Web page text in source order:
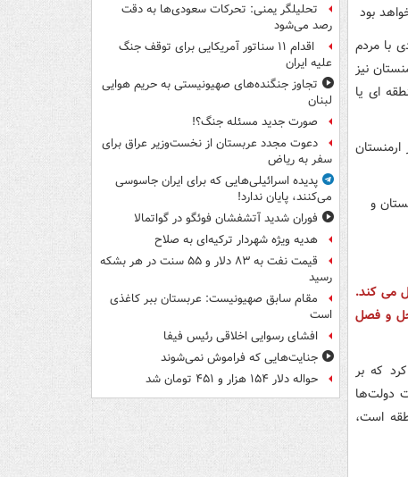
با مردم
نیز
ای یا
می کند.
حل و فصل
که بر
دولت‌ها
است،
تحلیلگر یمنی: تحرکات سعودی‌ها به دقت
رصد می‌شود
اقدام ۱۱ سناتور آمریکایی برای توقف جنگ
علیه ایران
تجاوز جنگنده‌های صهیونیستی به حریم هوایی
لبنان
صورت جدید مسئله جنگ؟!
دعوت مجدد عربستان از نخست‌وزیر عراق برای
سفر به ریاض
پدیده اسرائیلی‌هایی که برای ایران جاسوسی
می‌کنند، پایان ندارد!
فوران شدید آتشفشان فوئگو در گواتمالا
هدیه ویژه شهردار ترکیه‌ای به صلاح
قیمت نفت به ۸۳ دلار و ۵۵ سنت در هر بشکه
رسید
مقام سابق صهیونیست: عربستان ببر کاغذی
است
افشای رسوایی اخلاقی رئیس فیفا
جنایت‌هایی که فراموش نمی‌شوند
حواله دلار ۱۵۴ هزار و ۴۵۱ تومان شد